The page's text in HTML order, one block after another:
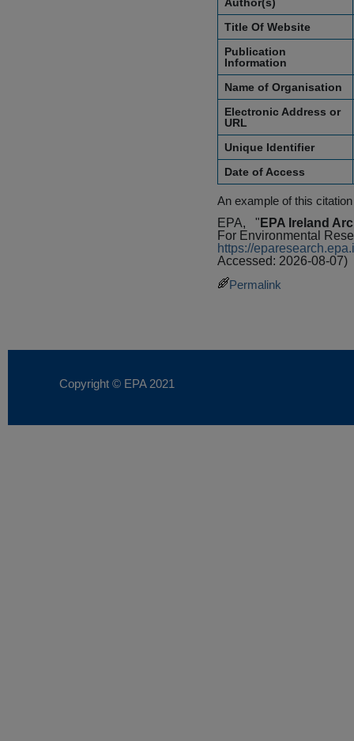
Title Of Website
Publication
Information
Name of Organisation
Electronic Address or
URL
Unique Identifier
Date of Access
An example of this
EPA,
" EPA Ireland
For Environmental
https://
Accessed: 2026-08-07)
Permalink
Copyright © EPA 2021